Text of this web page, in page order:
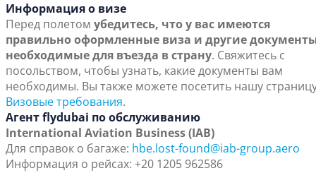
Информация о визе
Перед полетом убедитесь, что у вас имеются
правильно оформленные виза и другие
необходимые для въезда в страну. Свяжитесь с
посольством, чтобы узнать, какие документы вам
необходимы. Вы также можете посетить нашу
Визовые требования.
Агент flydubai по обслуживанию
International Aviation Business (IAB)
Для справок о багаже: hbe.lost-found@iab-group.aero
Информация о рейсах: +20 1205 962586